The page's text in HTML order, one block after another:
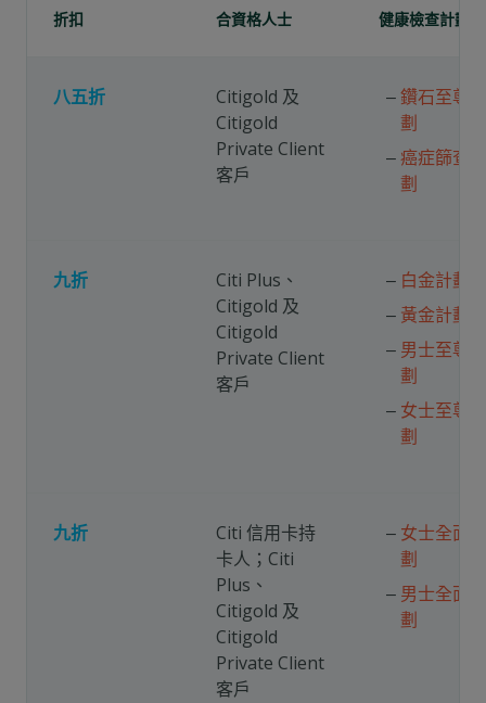
折扣 合資格人士 健康檢查計劃
八五折
Citigold 及
Citigold
Private Client
客戶
鑽石至尊計
劃
癌症篩查計
劃
九折
Citi Plus、
Citigold 及
Citigold
Private Client
客戶
白金計劃
黃金計劃
男士至尊計
劃
女士至尊計
劃
九折
Citi 信用卡持
卡人；Citi
Plus、
Citigold 及
Citigold
Private Client
客戶
女士全面計
劃
男士全面計
劃